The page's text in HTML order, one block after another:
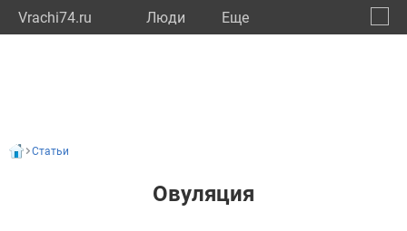
Vrachi74.ru Люди Eще
Статьи
Овуляция